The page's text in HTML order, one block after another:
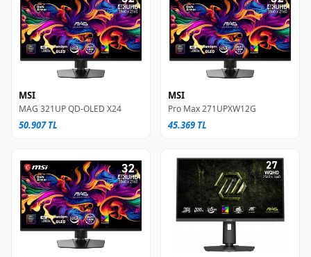
MSI
MAG 321UP QD-OLED X24
50.907 TL
MSI
Pro Max 271UPXW12G
45.369 TL